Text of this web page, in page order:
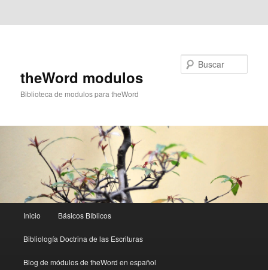
theWord modulos
Biblioteca de modulos para theWord
principal
Inicio Básicos Bíblicos
Bibliología Doctrina de las Escrituras
Blog de módulos de theWord en español